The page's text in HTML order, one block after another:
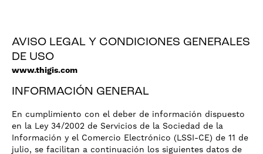
AVISO LEGAL Y CONDICIONES GENERALES
DE USO
www.thigis.com
INFORMACIÓN GENERAL
En cumplimiento con el deber de información dispuesto
en la Ley 34/2002 de Servicios de la Sociedad de la
Información y el Comercio Electrónico (LSSI-CE) de 11 de
julio, se facilitan a continuación los siguientes datos de